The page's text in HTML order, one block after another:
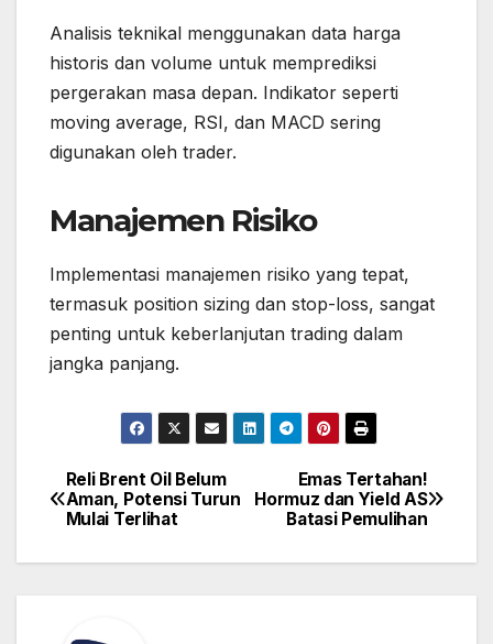
Analisis teknikal menggunakan data harga
historis dan volume untuk memprediksi
pergerakan masa depan. Indikator seperti
moving average, RSI, dan MACD sering
digunakan oleh trader.
Manajemen Risiko
Implementasi manajemen risiko yang tepat,
termasuk position sizing dan stop-loss, sangat
penting untuk keberlanjutan trading dalam
jangka panjang.
Post
navigation
Emas Tertahan!
Hormuz dan Yield AS
Batasi Pemulihan
Reli Brent Oil Belum
Aman, Potensi Turun
Mulai Terlihat